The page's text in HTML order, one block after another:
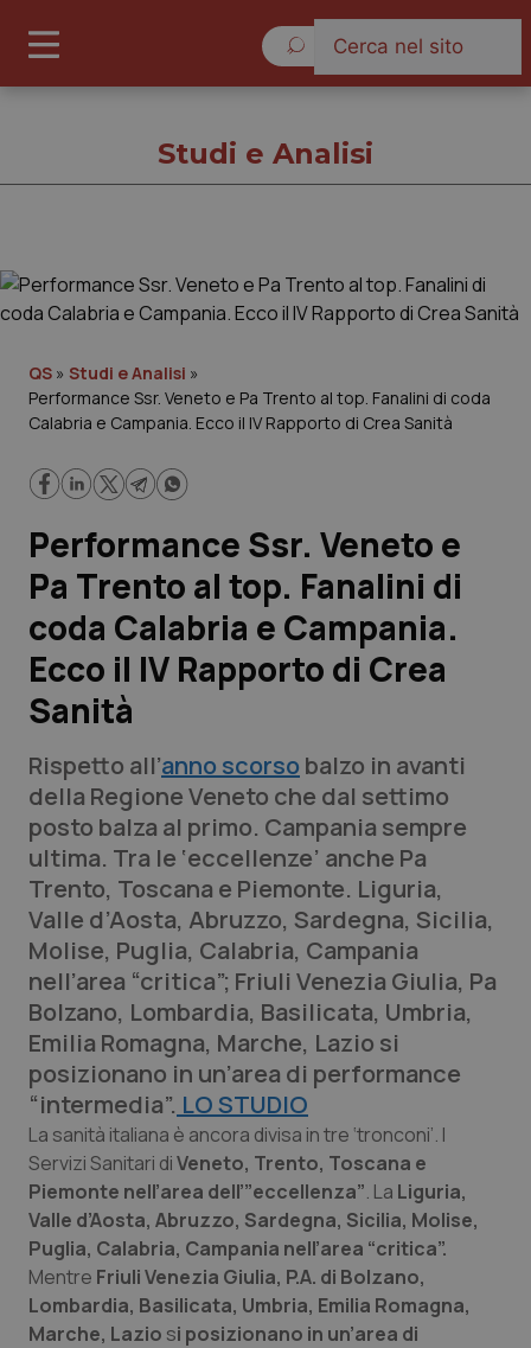
Governo e Parlamento
Regioni e Asl
Lavoro e Professioni
Scienza e Farmaci
Studi e Analisi
Lettere al direttore
Edizioni Regionali
QS Pro
Professionisti Sanitari.AI
Abruzzo
Basilicata
Calabria
Campania
Emilia-Romagna
Friuli Venezia Giulia
Lazio
QS Pro Gold
Artrite & artrosi
Asma & BPCO
Car-T
Colesterolo & coronaropatie
Dermatite Atopica
Diabete & glucometri
QS Club Newsletter
Studi e Analisi
QS » Studi e Analisi »
Performance Ssr. Veneto e Pa Trento al top. Fanalini di coda
Calabria e Campania. Ecco il IV Rapporto di Crea Sanità
Performance Ssr. Veneto e
Pa Trento al top. Fanalini di
coda Calabria e Campania.
Ecco il IV Rapporto di Crea
Sanità
Rispetto all’anno scorso balzo in avanti
della Regione Veneto che dal settimo
posto balza al primo. Campania sempre
ultima. Tra le ‘eccellenze’ anche Pa
Trento, Toscana e Piemonte. Liguria,
Valle d’Aosta, Abruzzo, Sardegna, Sicilia,
Molise, Puglia, Calabria, Campania
nell’area “critica”; Friuli Venezia Giulia, Pa
Bolzano, Lombardia, Basilicata, Umbria,
Emilia Romagna, Marche, Lazio si
posizionano in un’area di performance
“intermedia”. LO STUDIO
La sanità italiana è ancora divisa in tre ‘tronconi’. I
Servizi Sanitari diVeneto, Trento, Toscana e
Piemonte nell’area dell’”eccellenza”. La Liguria,
Valle d’Aosta, Abruzzo, Sardegna, Sicilia, Molise,
Puglia, Calabria, Campania nell’area “critica”.
Mentre Friuli Venezia Giulia, P.A. di Bolzano,
Lombardia, Basilicata, Umbria, Emilia Romagna,
Marche, Lazio si posizionano in un’area di